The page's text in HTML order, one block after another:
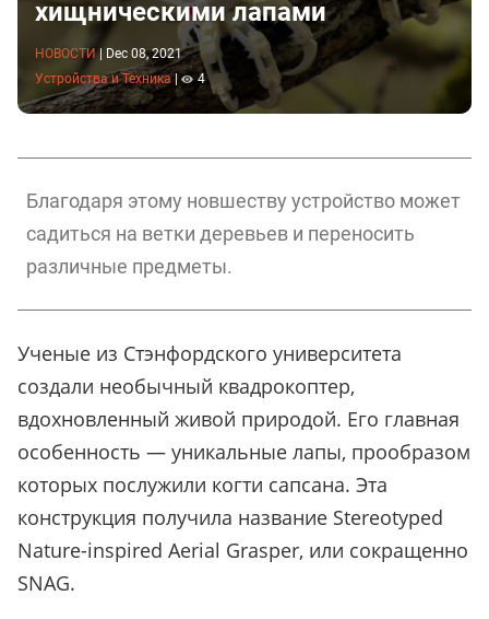
хищническими лапами
НОВОСТИ | Dec 08, 2021
Устройства и Техника | 4
Благодаря этому новшеству устройство может
садиться на ветки деревьев и переносить
различные предметы.
Ученые из Стэнфордского университета
создали необычный квадрокоптер,
вдохновленный живой природой. Его главная
особенность — уникальные лапы, прообразом
которых послужили когти сапсана. Эта
конструкция получила название Stereotyped
Nature-inspired Aerial Grasper, или сокращенно
SNAG.